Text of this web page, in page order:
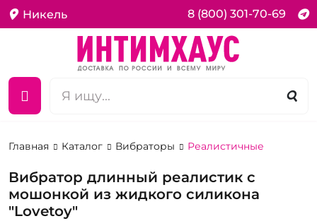
Никель 8 (800) 301-70-69
Главная Каталог Вибраторы Реалистичные
Вибратор длинный реалистик с
мошонкой из жидкого силикона
"Lovetoy"